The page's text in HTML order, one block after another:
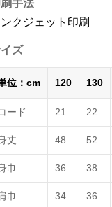
刷手法
クジェット印刷
ズ
位：cm 120 130
ード 21 22
丈 48 52
巾 36 38
巾 34 36